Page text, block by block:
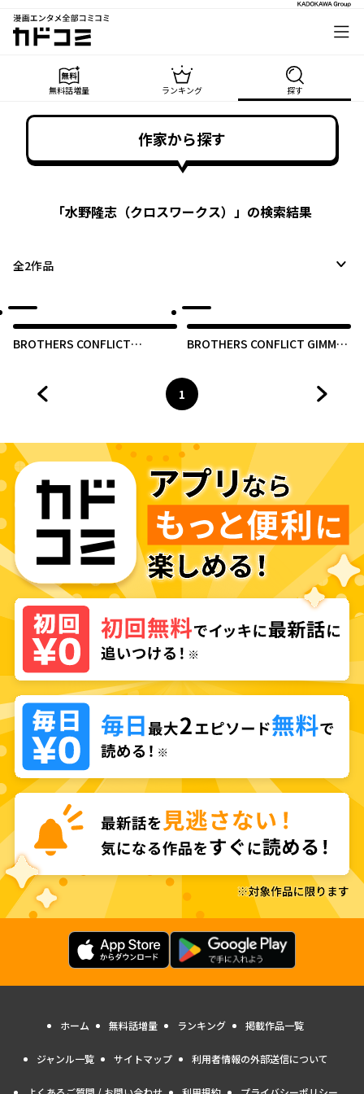
漫画エンタメ全部コミコミ
カドコミ
無料話増量 ランキング 探す
作家から探す
「水野隆志（クロスワークス） 」の検索結果
全2作品
BROTHERS CONFLICT
BROTHERS CONFLICT GIMME
ページ
1
へ
ホーム 無料話増量 ランキング 掲載作品一覧
ジャンル一覧 サイトマップ 利用者情報の外部送信について